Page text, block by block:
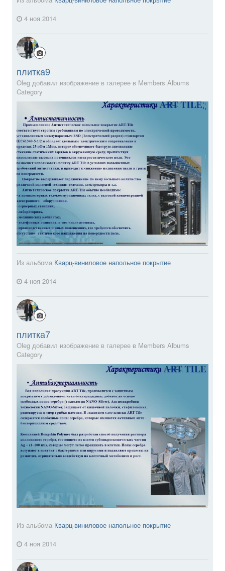
4 ноя 2014
плитка9
Oleg добавил изображение в галерее в Members Albums
Category
Из альбома Кварц-виниловое напольное покрытие
4 ноя 2014
плитка7
Oleg добавил изображение в галерее в Members Albums
Category
Из альбома Кварц-виниловое напольное покрытие
4 ноя 2014